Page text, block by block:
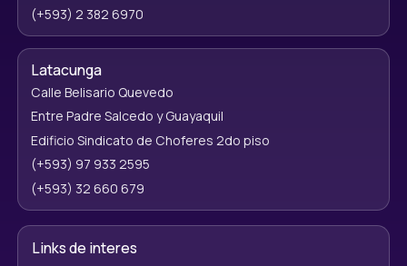
(+593) 2 382 6970
Latacunga
Calle Belisario Quevedo
Entre Padre Salcedo y Guayaquil
Edificio Sindicato de Choferes 2do piso
(+593) 97 933 2595
(+593) 32 660 679
Links de interes